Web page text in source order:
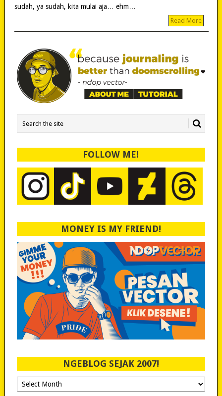
sudah, ya sudah, kita mulai aja… ehm…
Read More
FOLLOW ME!
MONEY IS MY FRIEND!
NGEBLOG SEJAK 2007!
Ngeblog
Sejak